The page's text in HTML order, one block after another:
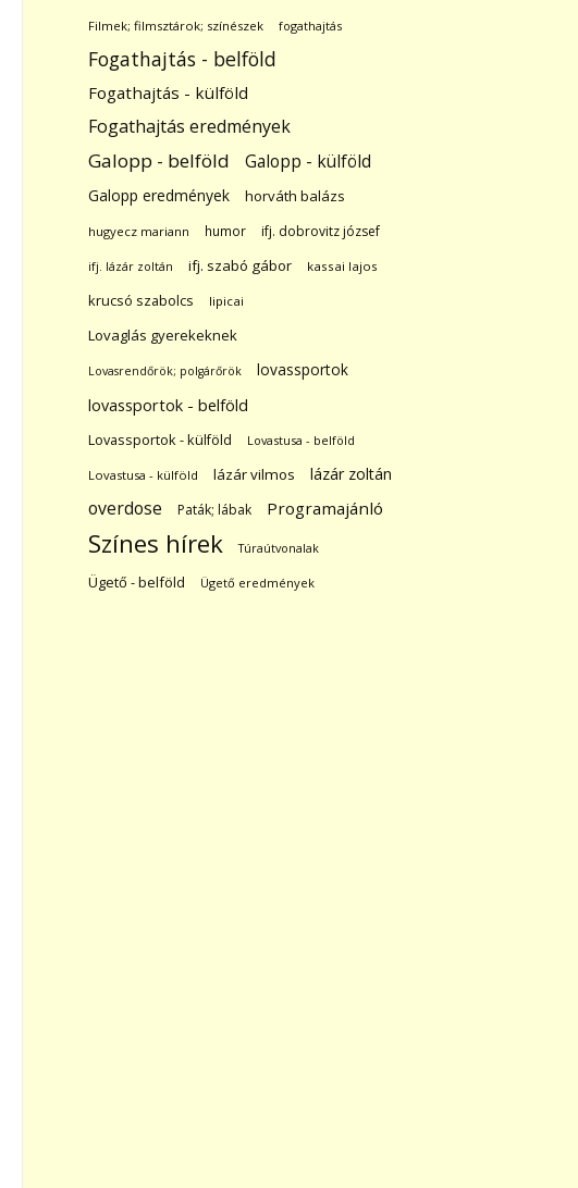
Filmek; filmsztárok; színészek fogathajtás
Fogathajtás - belföld
Fogathajtás - külföld
Fogathajtás eredmények
Galopp - belföld Galopp - külföld
Galopp eredmények horváth balázs
hugyecz mariann humor ifj. dobrovitz józsef
ifj. lázár zoltán ifj. szabó gábor kassai lajos
krucsó szabolcs lipicai
Lovaglás gyerekeknek
Lovasrendőrök; polgárőrök
lovassportok
lovassportok - belföld
Lovassportok - külföld Lovastusa - belföld
Lovastusa - külföld lázár vilmos lázár zoltán
overdose Paták; lábak Programajánló
Színes hírek Túraútvonalak
Ügető - belföld Ügető eredmények